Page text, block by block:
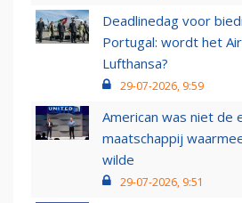
Deadlinedag voor
Portugal: wordt het
Lufthansa?
29-07-2026, 9:59
American was niet de
maatschappij
wilde
29-07-2026, 9:51